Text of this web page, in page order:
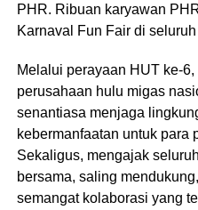
PHR. Ribuan karyawan
Karnaval Fun Fair di
Melalui perayaan HUT ke-
perusahaan hulu migas
senantiasa menjaga
kebermanfaatan untuk para
Sekaligus, mengajak
bersama, saling
semangat kolaborasi yang